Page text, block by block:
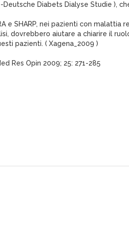
Diabets Dialyse Studie ),
e SHARP, nei pazienti con malattia
dovrebbero aiutare a chiarire il
pazienti. ( Xagena_2009 )
Res Opin 2009; 25: 271-285